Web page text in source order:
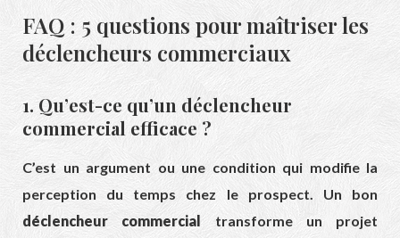
FAQ : 5 questions pour maîtriser les
déclencheurs commerciaux
1. Qu’est-ce qu’un déclencheur
commercial efficace ?
C’est un argument ou une condition qui modifie la
perception du temps chez le prospect. Un bon
déclencheur commercial transforme un projet